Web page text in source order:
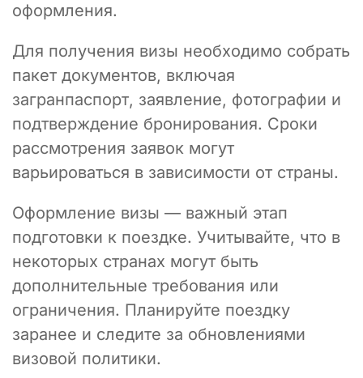
оформления.
Для получения визы необходимо собрать
пакет документов, включая
загранпаспорт, заявление, фотографии и
подтверждение бронирования. Сроки
рассмотрения заявок могут
варьироваться в зависимости от страны.
Оформление визы — важный этап
подготовки к поездке. Учитывайте, что в
некоторых странах могут быть
дополнительные требования или
ограничения. Планируйте поездку
заранее и следите за обновлениями
визовой политики.